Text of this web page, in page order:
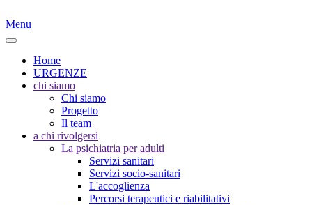
Menu
Home
URGENZE
chi siamo
Chi siamo
Progetto
Il team
a chi rivolgersi
La psichiatria per adulti
Servizi sanitari
Servizi socio-sanitari
L'accoglienza
Percorsi terapeutici e riabilitativi